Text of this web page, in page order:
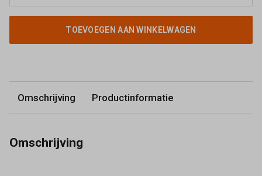
TOEVOEGEN AAN WINKELWAGEN
Omschrijving Productinformatie
Omschrijving